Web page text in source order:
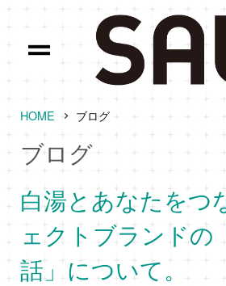
HOME ブログ
ブログ
白湯とあなたをつ
ェクトブランドの
話」について。